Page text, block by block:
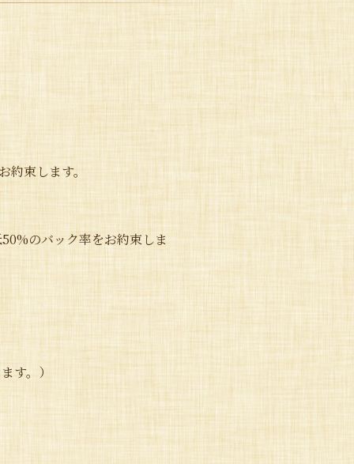
束します。
のバック率をお約束しま
す。）